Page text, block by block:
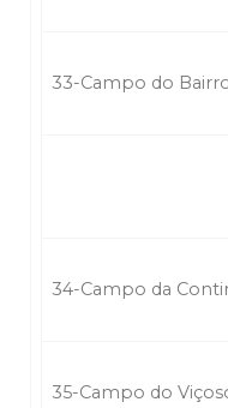
33-Campo do
34-Campo da
35-Campo do